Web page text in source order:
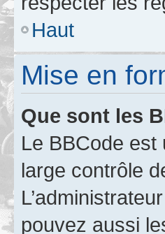
Haut
Mise en
Que sont les
Le BBCode est
large contrôle
pouvez aussi